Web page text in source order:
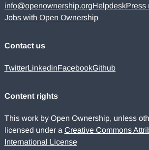
info@openownership.orgHelpdeskPress
Jobs with Open Ownership
Contact us
TwitterLinkedinFacebookGithub
Content rights
This work by Open Ownership, unless
licensed under a Creative Commons
International License